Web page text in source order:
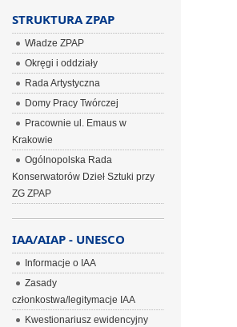
STRUKTURA ZPAP
Władze ZPAP
Okręgi i oddziały
Rada Artystyczna
Domy Pracy Twórczej
Pracownie ul. Emaus w
Krakowie
Ogólnopolska Rada
Konserwatorów Dzieł Sztuki przy
ZG ZPAP
IAA/AIAP - UNESCO
Informacje o IAA
Zasady
członkostwa/legitymacje IAA
Kwestionariusz ewidencyjny